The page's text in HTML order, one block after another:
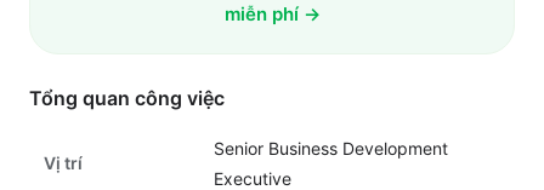
miễn phí →
Tổng quan công việc
Vị trí
Senior Business Development
Executive